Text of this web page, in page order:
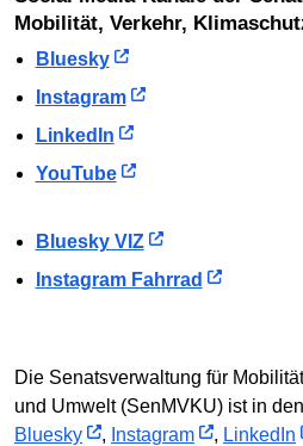
Mobilität, Verkehr,
Bluesky
Instagram
LinkedIn
YouTube
Bluesky VIZ
Instagram Fahrrad
Die Senatsverwaltung für
und Umwelt (SenMVKU) ist in
Bluesky
, Instagram , LinkedIn